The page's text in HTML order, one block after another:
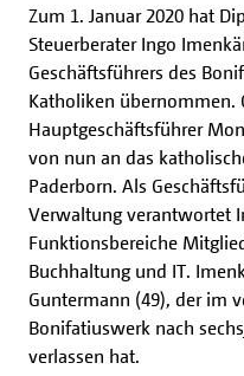
Zum 1. Januar 2020 hat
Steuerberater Ingo
Geschäftsführers des
Katholiken übernommen.
Hauptgeschäftsführer
von nun an das
Paderborn. Als
Verwaltung verantwortet
Funktionsbereiche
Buchhaltung und IT.
Guntermann (49), der im
Bonifatiuswerk nach
verlassen hat.